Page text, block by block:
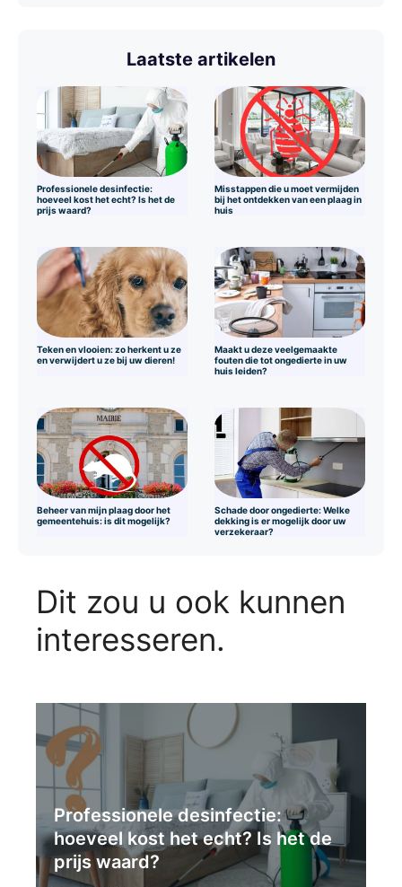
Laatste artikelen
Professionele desinfectie:
hoeveel kost het echt? Is het de
prijs waard?
Misstappen die u moet vermijden
bij het ontdekken van een plaag in
huis
Teken en vlooien: zo herkent u ze
en verwijdert u ze bij uw dieren!
Maakt u deze veelgemaakte
fouten die tot ongedierte in uw
huis leiden?
Beheer van mijn plaag door het
gemeentehuis: is dit mogelijk?
Schade door ongedierte: Welke
dekking is er mogelijk door uw
verzekeraar?
Dit zou u ook kunnen
interesseren.
Professionele desinfectie:
hoeveel kost het echt? Is het de
prijs waard?